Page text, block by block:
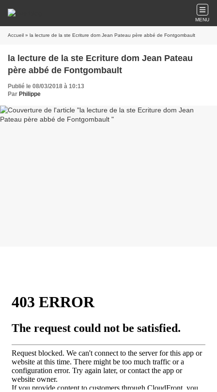
MENU
Accueil » la lecture de la ste Ecriture dom Jean Pateau père abbé de Fontgombault
la lecture de la ste Ecriture dom Jean Pateau
père abbé de Fontgombault
Publié le 08/03/2018 à 10:13
Par Philippe